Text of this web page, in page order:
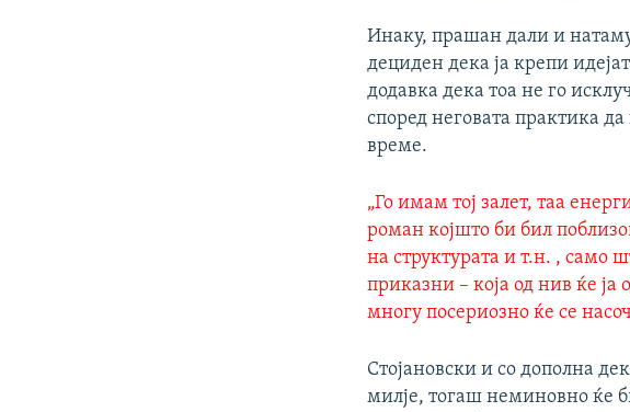
Инаку, прашан дали и
дециден дека ја крепи
додавка дека тоа не го
според неговата практика да
време.
„Го имам тој залет, таа
роман којшто би бил
на структурата и т.н. , само
приказни – која од нив ќе ја
многу посериозно ќе се
Стојановски и со дополна
милје, тогаш неминовно ќе